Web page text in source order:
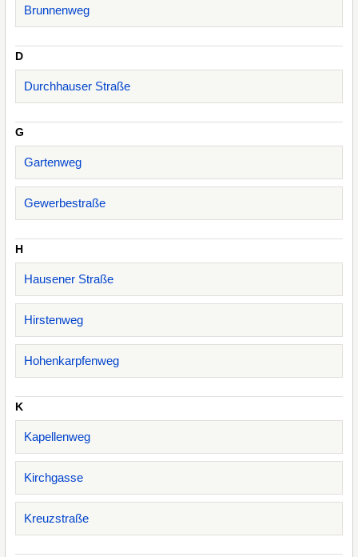
Brunnenweg
D
Durchhauser Straße
G
Gartenweg
Gewerbestraße
H
Hausener Straße
Hirstenweg
Hohenkarpfenweg
K
Kapellenweg
Kirchgasse
Kreuzstraße